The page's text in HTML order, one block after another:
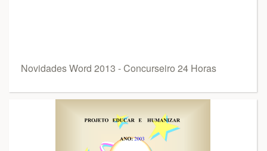
Novidades Word 2013 - Concurseiro 24 Horas